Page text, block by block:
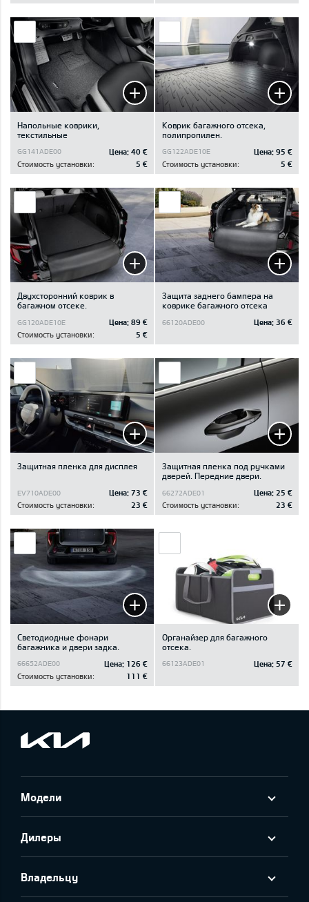
Напольные коврики,
текстильные
GG141ADE00 Цена: 40 €
Стоимость установки:
5 €
Коврик багажного отсека,
полипропилен.
GG122ADE10E Цена: 95 €
Стоимость установки:
5 €
Двухсторонний коврик в
багажном отсеке.
GG120ADE10E Цена: 89 €
Стоимость установки:
5 €
Защита заднего бампера на
коврике багажного отсека
66120ADE00 Цена: 36 €
Защитная пленка для дисплея
EV710ADE00 Цена: 73 €
Стоимость установки:
23 €
Защитная пленка под ручками
дверей. Передние двери.
66272ADE01 Цена: 25 €
Стоимость установки:
23 €
Светодиодные фонари
багажника и двери задка.
66652ADE00 Цена: 126 €
Стоимость установки:
111 €
Oрганайзер для багажного
отсека.
66123ADE01 Цена: 57 €
Модели
Дилеры
Владельцу